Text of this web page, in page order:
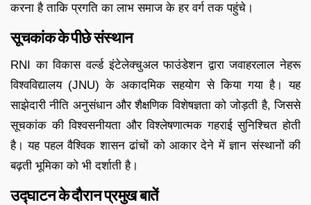
करना है ताकि प्रगति का लाभ समाज के हर वर्ग तक पहुंचे।
सूचकांक के पीछे संस्थान
RNI का विकास वर्ल्ड इंटेलेक्चुअल फाउंडेशन द्वारा जवाहरलाल नेहरू
विश्वविद्यालय (JNU) के अकादमिक सहयोग से किया गया है। यह
साझेदारी नीति अनुसंधान और शैक्षणिक विशेषज्ञता को जोड़ती है, जिससे
सूचकांक की विश्वसनीयता और विश्लेषणात्मक गहराई सुनिश्चित होती
है। यह पहल वैश्विक शासन ढांचों को आकार देने में ज्ञान संस्थानों की
बढ़ती भूमिका को भी दर्शाती है।
उद्घाटन के दौरान प्रमुख बातें